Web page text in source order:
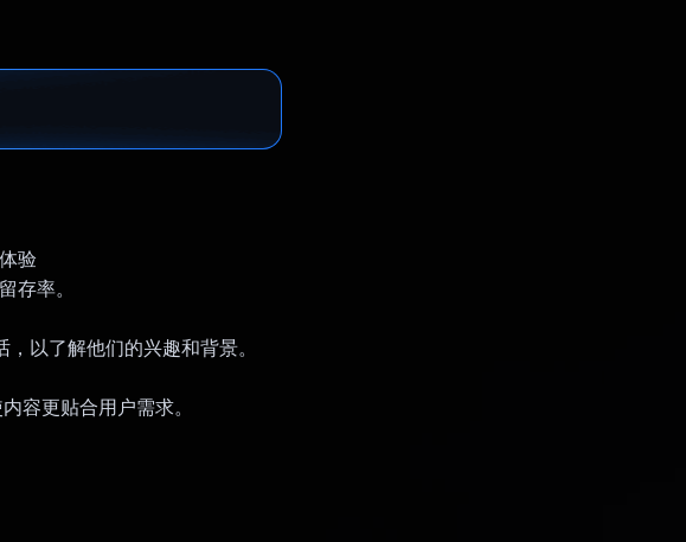
验
存率。
以了解他们的兴趣和背景。
容更贴合用户需求。